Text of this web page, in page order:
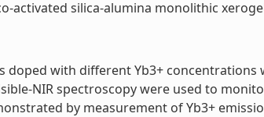
activated silica-alumina monolithic
doped with different Yb3+
NIR spectroscopy were used to
by measurement of Yb3+